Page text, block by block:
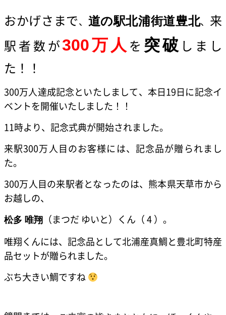
おかげさまで、 道の駅北浦街道豊北、 来
駅者数が300万人 を 突破 しまし
た！！
300万人達成記念といたしまして、本日19日に記念イ
ベントを開催いたしました！！
11時より、記念式典が開始されました。
来駅300万人目のお客様には、記念品が贈られまし
た。
300万人目の来駅者となったのは、熊本県天草市から
お越しの、
松多 唯翔
（まつだ ゆいと）くん（ 4 ）。
唯翔くんには、記念品として北浦産真鯛と豊北町特産
品セットが贈られました。
ぶち大きい鯛ですね